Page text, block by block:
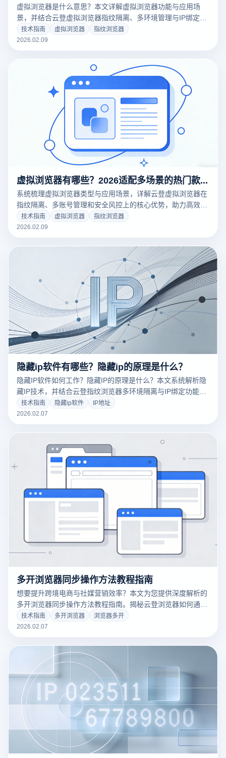
虚拟浏览器是什么意思？本文详解虚拟浏览器功能与应用场
景，并结合云登虚拟浏览器指纹隔离、多环境管理与IP绑定优
势，助你安全高效运营多账号。
技术指南 虚拟浏览器
指纹浏览器
2026.02.09
虚拟浏览器有哪些？2026适配多场景的热门款一次说清
系统梳理虚拟浏览器类型与应用场景，详解云登虚拟浏览器在
指纹隔离、多账号管理和安全风控上的核心优势，助力高效运
营与合规能力。
技术指南 虚拟浏览器
指纹浏览器
2026.02.09
隐藏ip软件有哪些？隐藏ip的原理是什么？
隐藏IP软件如何工作？隐藏IP的原理是什么？本文系统解析隐
藏IP技术，并结合云登指纹浏览器多环境隔离与IP绑定功能，
教你构建安全稳定的网络身份体系。
技术指南 隐藏ip软件
IP地址
2026.02.07
多开浏览器同步操作方法教程指南
想要提升跨境电商与社媒营销效率？本文为您提供深度解析的
多开浏览器同步操作方法教程指南。揭秘云登浏览器如何通过
毫秒级窗口同步技术，实现单人轻松管理百个账号。立即点
击，掌握让浏览器多开效率翻倍的实战秘籍！
技术指南 多开浏览器
浏览器多开
2026.02.07